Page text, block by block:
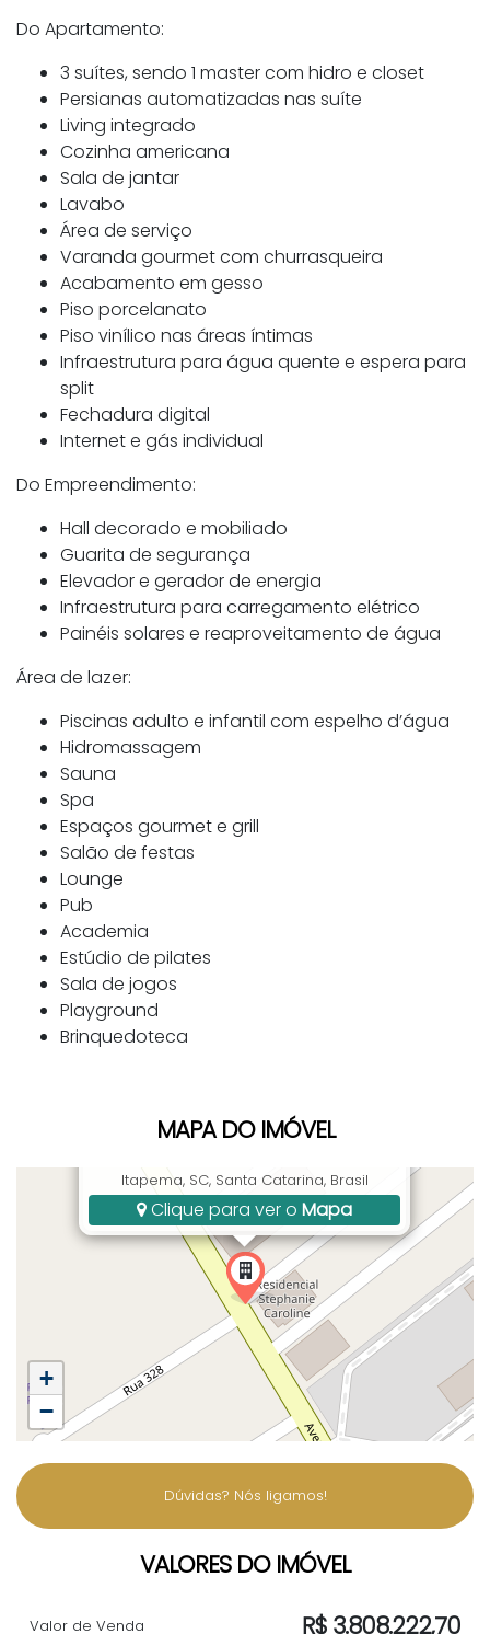
Do Apartamento:
3 suítes, sendo 1 master com hidro e closet
Persianas automatizadas nas suíte
Living integrado
Cozinha americana
Sala de jantar
Lavabo
Área de serviço
Varanda gourmet com churrasqueira
Acabamento em gesso
Piso porcelanato
Piso vinílico nas áreas íntimas
Infraestrutura para água quente e espera para
split
Fechadura digital
Internet e gás individual
Do Empreendimento:
Hall decorado e mobiliado
Guarita de segurança
Elevador e gerador de energia
Infraestrutura para carregamento elétrico
Painéis solares e reaproveitamento de água
Área de lazer:
Piscinas adulto e infantil com espelho d’água
Hidromassagem
Sauna
Spa
Espaços gourmet e grill
Salão de festas
Lounge
Pub
Academia
Estúdio de pilates
Sala de jogos
Playground
Brinquedoteca
MAPA DO IMÓVEL
Itapema, SC, Santa Catarina, Brasil
Clique para ver o Mapa
+
−
Dúvidas? Nós ligamos!
VALORES DO IMÓVEL
R$ 3.808.222,70
Valor de Venda